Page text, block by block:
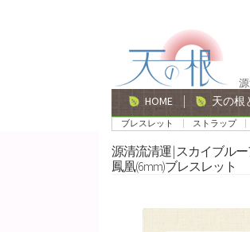
ー
シ
ョ
ン
へ
ン
ツ
へ
ス
キ
HOME 天の根
ブレスレット ストラップ
源清流清運 | スカイブル
鳳凰(6mm)ブレスレット